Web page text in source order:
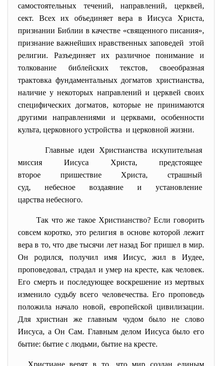
самостоятельных течений, направлений, церквей,
сект. Всех их объединяет вера в Иисуса Христа,
признании Библии в качестве «священного писания»,
признание важнейших нравственных заповедей этой
религии. Разъединяет их различное понимание и
толкование библейских текстов, своеобразная
трактовка фундаментальных догматов христианства,
наличие у некоторых направлений и церквей своих
специфических догматов, которые не принимаются
другими направлениями и церквами, особенности
культа, церковного устройства и церковной жизни.
Главные идеи Христианства искупительная
миссия Иисуса Христа, предстоящее
второе пришествие Христа, страшный
суд, небесное воздаяние и установление
царства небесного.
Так что же такое Христианство? Если говорить
совсем коротко, это религия в основе которой лежит
вера в то, что две тысячи лет назад Бог пришел в мир.
Он родился, получил имя Иисус, жил в Иудее,
проповедовал, страдал и умер на кресте, как человек.
Его смерть и последующее воскрешение из мертвых
изменило судьбу всего человечества. Его проповедь
положила начало новой, европейской цивилизации.
Для христиан же главным чудом было не слово
Иисуса, а Он Сам. Главным делом Иисуса было его
бытие: бытие с людьми, бытие на кресте.
Христиане верят в то, что мир создан единым